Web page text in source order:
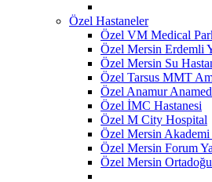
Özel Hastaneler
Özel VM Medical
Özel Mersin Erdemli
Özel Mersin Su
Özel Tarsus MMT
Özel Anamur
Özel İMC Hastanesi
Özel M City Hospital
Özel Mersin Akademi
Özel Mersin Forum
Özel Mersin